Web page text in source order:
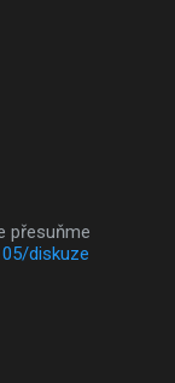
přesuňme
diskuze